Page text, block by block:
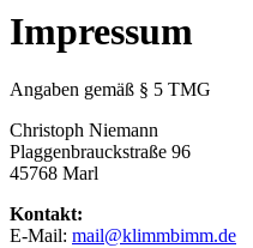
Impressum
Angaben gemäß § 5 TMG
Christoph Niemann
Plaggenbrauckstraße 96
45768 Marl
Kontakt:
E-Mail: mail@klimmbimm.de